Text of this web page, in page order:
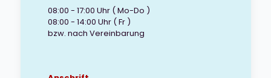
08:00 - 17:00 Uhr ( Mo-Do )
08:00 - 14:00 Uhr ( Fr )
bzw. nach Vereinbarung